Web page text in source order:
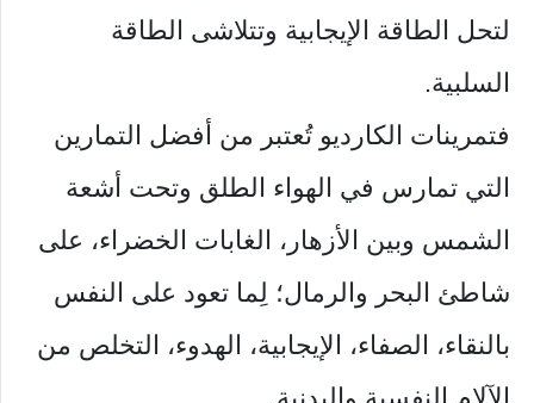
لتحل الطاقة الإيجابية وتتلاشى الطاقة
السلبية.
فتمرينات الكارديو تُعتبر من أفضل التمارين
التي تمارس في الهواء الطلق وتحت أشعة
الشمس وبين الأزهار، الغابات الخضراء، على
شاطئ البحر والرمال؛ لِما تعود على النفس
بالنقاء، الصفاء، الإيجابية، الهدوء، التخلص من